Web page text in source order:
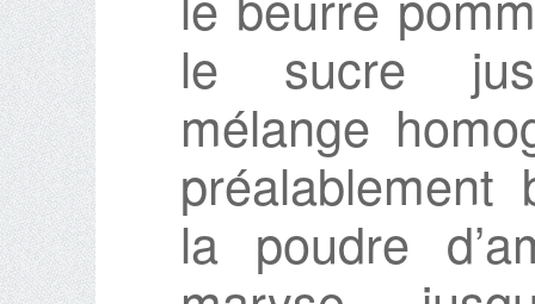
le sucre
mélange
la poudre